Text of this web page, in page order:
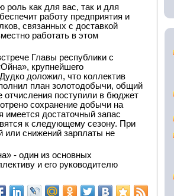
роль как для вас, так и для
работу предприятия и
связанных с доставкой
работать в этом
Главы республики с
крупнейшего
доложил, что коллектив
план золотодобычи, общий
отчисления поступили в бюджет
сохранение добычи на
имеется достаточный запас
к следующему сезону. При
или снижений зарплаты не
- один из основных
и его руководителю